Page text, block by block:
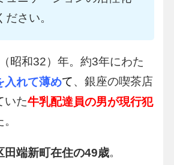
さい。
昭和32）年。約3年にわた
入れて薄めて、銀座の喫茶店
いた牛乳配達員の男が現行犯
田端新町在住の49歳。